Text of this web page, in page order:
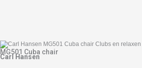
MG501 Cuba chair
Carl Hansen